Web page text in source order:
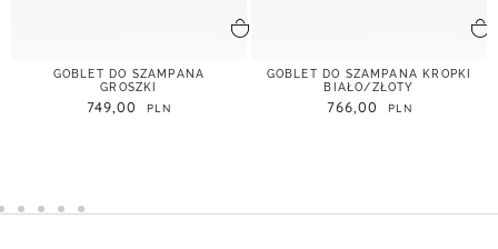
GOBLET DO SZAMPANA
GROSZKI
749,00
GOBLET DO SZAMPANA KROPKI
BIAŁO/ZŁOTY
766,00